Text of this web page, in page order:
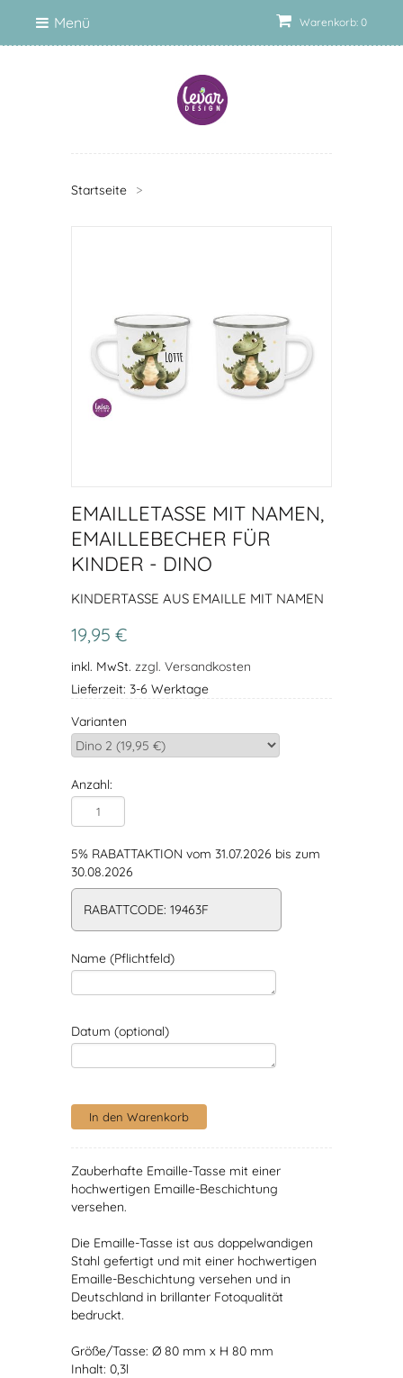
Warenkorb: 0
Menü
Startseite >
EMAILLETASSE MIT NAMEN,
EMAILLEBECHER FÜR
KINDER - DINO
KINDERTASSE AUS EMAILLE MIT NAMEN
19,95 €
inkl. MwSt. zzgl. Versandkosten
Lieferzeit: 3-6 Werktage
Varianten
Anzahl:
5% RABATTAKTION vom 31.07.2026 bis zum
30.08.2026
RABATTCODE: 19463F
Name (Pflichtfeld)
Datum (optional)
Zauberhafte Emaille-Tasse mit einer
hochwertigen Emaille-Beschichtung
versehen.
Die Emaille-Tasse ist aus doppelwandigen
Stahl gefertigt und mit einer hochwertigen
Emaille-Beschichtung versehen und in
Deutschland in brillanter Fotoqualität
bedruckt.
Größe/Tasse: Ø 80 mm x H 80 mm
Inhalt: 0,3l